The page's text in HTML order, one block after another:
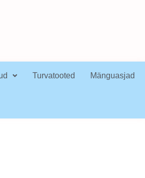
Turvatooted Mänguasjad